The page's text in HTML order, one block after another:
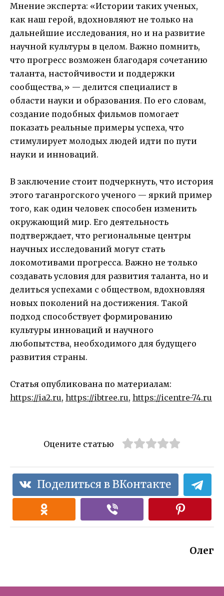
Мнение эксперта: «Истории таких ученых,
как наш герой, вдохновляют не только на
дальнейшие исследования, но и на развитие
научной культуры в целом. Важно помнить,
что прогресс возможен благодаря сочетанию
таланта, настойчивости и поддержки
сообщества,» — делится специалист в
области науки и образования. По его словам,
создание подобных фильмов помогает
показать реальные примеры успеха, что
стимулирует молодых людей идти по пути
науки и инноваций.
В заключение стоит подчеркнуть, что история
этого таганрогского ученого — яркий пример
того, как один человек способен изменить
окружающий мир. Его деятельность
подтверждает, что региональные центры
научных исследований могут стать
локомотивами прогресса. Важно не только
создавать условия для развития таланта, но и
делиться успехами с обществом, вдохновляя
новых поколений на достижения. Такой
подход способствует формированию
культуры инноваций и научного
любопытства, необходимого для будущего
развития страны.
Статья опубликована по материалам:
https://ia2.ru, https://ibtree.ru, https://icentre-74.ru
Оцените статью
Поделиться в ВКонтакте
Олег